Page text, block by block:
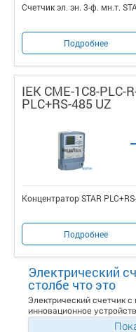
Счетчик эл. эн. 3-ф. мн.т.
Подробнее
IEK CME-1C8-PLC-
PLC+RS-485 UZ
Концентратор STAR
Подробнее
Электрический
столбе что это
Электрический счетчик
инновационное